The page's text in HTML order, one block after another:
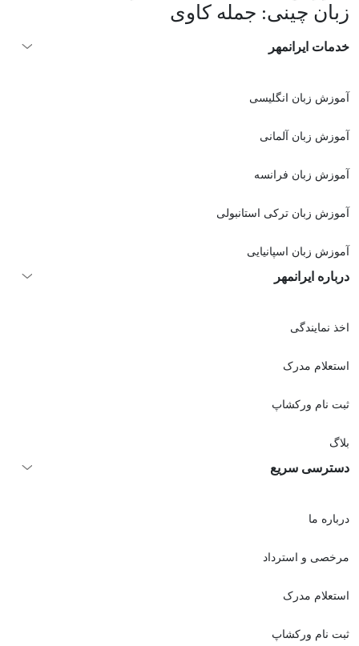
زبان چینی: جمله کاوی
خدمات ایرانمهر
آموزش زبان انگلیسی
آموزش زبان آلمانی
آموزش زبان فرانسه
آموزش زبان ترکی استانبولی
آموزش زبان اسپانیایی
درباره ایرانمهر
اخذ نمايندگی
استعلام مدرک
ثبت نام ورکشاپ
بلاگ
دسترسی سریع
درباره ما
مرخصی و استرداد
استعلام مدرک
ثبت نام ورکشاپ